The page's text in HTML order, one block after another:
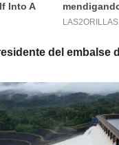
del embalse